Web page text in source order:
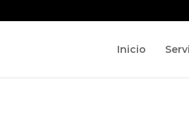
Inicio